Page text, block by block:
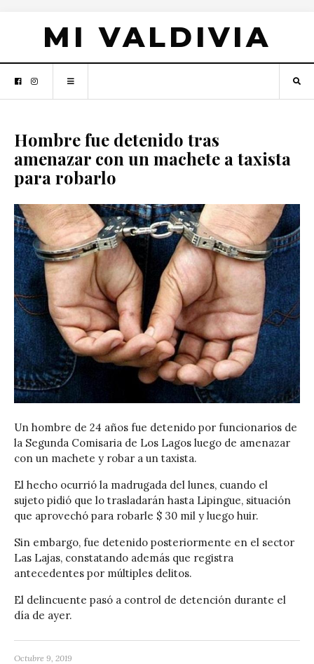
MI VALDIVIA
Hombre fue detenido tras
amenazar con un machete a taxista
para robarlo
Un hombre de 24 años fue detenido por funcionarios de
la Segunda Comisaria de Los Lagos luego de amenazar
con un machete y robar a un taxista.
El hecho ocurrió la madrugada del lunes, cuando el
sujeto pidió que lo trasladarán hasta Lipingue, situación
que aprovechó para robarle $ 30 mil y luego huir.
Sin embargo, fue detenido posteriormente en el sector
Las Lajas, constatando además que registra
antecedentes por múltiples delitos.
El delincuente pasó a control de detención durante el
día de ayer.
Octubre 9, 2019